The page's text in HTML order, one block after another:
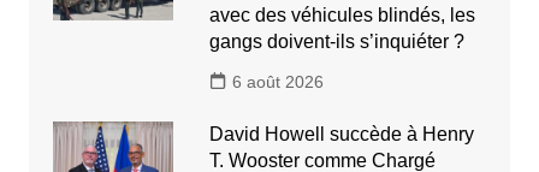
avec des véhicules blindés, les
gangs doivent-ils s’inquiéter ?
6 août 2026
David Howell succède à Henry
T. Wooster comme Chargé